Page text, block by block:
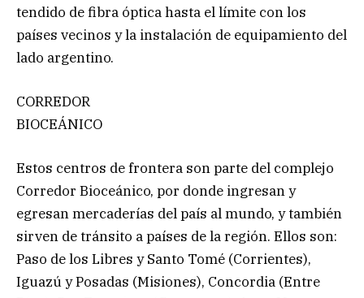
tendido de fibra óptica hasta el límite con los
países vecinos y la instalación de equipamiento del
lado argentino.
CORREDOR
BIOCEÁNICO
Estos centros de frontera son parte del complejo
Corredor Bioceánico, por donde ingresan y
egresan mercaderías del país al mundo, y también
sirven de tránsito a países de la región. Ellos son:
Paso de los Libres y Santo Tomé (Corrientes),
Iguazú y Posadas (Misiones), Concordia (Entre